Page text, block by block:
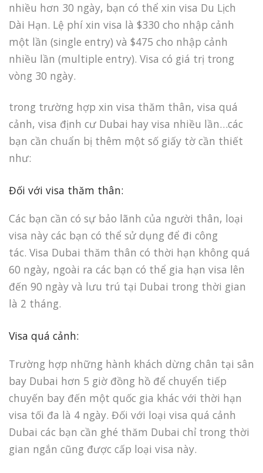
nhiều hơn 30 ngày, bạn có thể xin visa Du Lịch
Dài Hạn. Lệ phí xin visa là $330 cho nhập cảnh
một lần (single entry) và $475 cho nhập cảnh
nhiều lần (multiple entry). Visa có giá trị trong
vòng 30 ngày.
trong trường hợp xin visa thăm thân, visa quá
cảnh, visa định cư Dubai hay visa nhiều lần…các
bạn cần chuẩn bị thêm một số giấy tờ cần thiết
như:
Đối với visa thăm thân:
Các bạn cần có sự bảo lãnh của người thân, loại
visa này các bạn có thể sử dụng để đi công
tác. Visa Dubai thăm thân có thời hạn không quá
60 ngày, ngoài ra các bạn có thể gia hạn visa lên
đến 90 ngày và lưu trú tại Dubai trong thời gian
là 2 tháng.
Visa quá cảnh:
Trường hợp những hành khách dừng chân tại sân
bay Dubai hơn 5 giờ đồng hồ để chuyển tiếp
chuyến bay đến một quốc gia khác với thời hạn
visa tối đa là 4 ngày. Đối với loại visa quá cảnh
Dubai các bạn cần ghé thăm Dubai chỉ trong thời
gian ngắn cũng được cấp loại visa này.